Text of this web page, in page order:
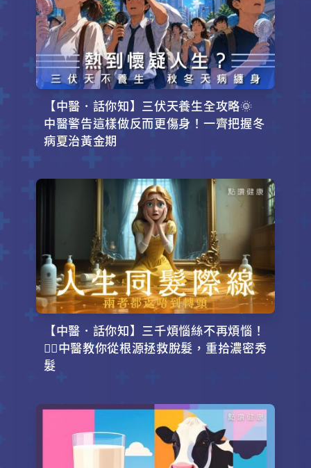
【中醫．話你知】三伏天養生全攻略🌞
中醫警告這樣做反而更傷身！一齊把握冬
病夏治黃金期
【中醫．話你知】三千煩惱絲不再煩惱！
💇‍♂️中醫教你從根源拯救脫髮，重拾濃密秀
髮